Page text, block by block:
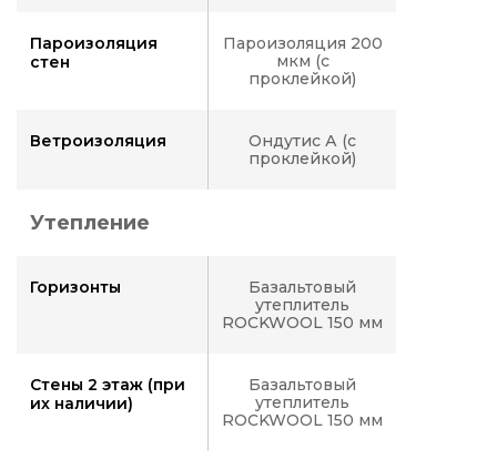
Пароизоляция
стен
Пароизоляция 200
мкм (с
проклейкой)
Ветроизоляция
Ондутис А (с
проклейкой)
Утепление
Горизонты
Базальтовый
утеплитель
ROCKWOOL 150 мм
Стены 2 этаж (при
их наличии)
Базальтовый
утеплитель
ROCKWOOL 150 мм